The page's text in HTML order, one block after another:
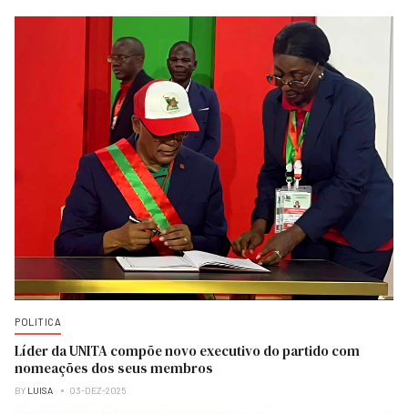
POLITICA
Líder da UNITA compõe novo executivo do partido com
nomeações dos seus membros
BY LUISA 03-DEZ-2025